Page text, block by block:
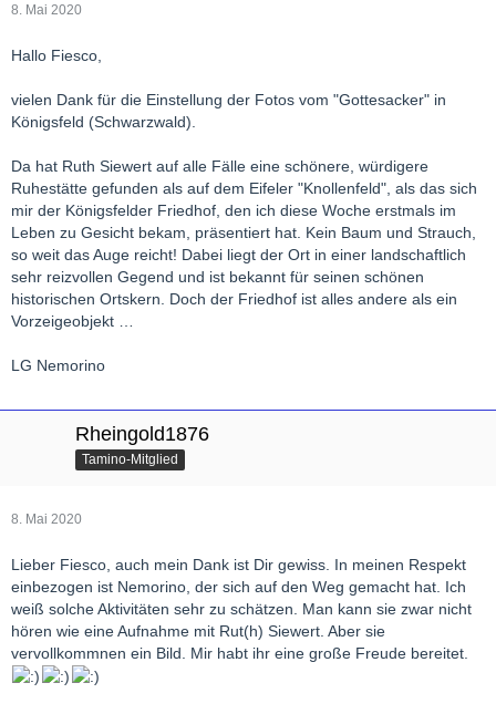
8. Mai 2020
Hallo Fiesco,
vielen Dank für die Einstellung der Fotos vom "Gottesacker" in
Königsfeld (Schwarzwald).
Da hat Ruth Siewert auf alle Fälle eine schönere, würdigere
Ruhestätte gefunden als auf dem Eifeler "Knollenfeld", als das sich
mir der Königsfelder Friedhof, den ich diese Woche erstmals im
Leben zu Gesicht bekam, präsentiert hat. Kein Baum und Strauch,
so weit das Auge reicht! Dabei liegt der Ort in einer landschaftlich
sehr reizvollen Gegend und ist bekannt für seinen schönen
historischen Ortskern. Doch der Friedhof ist alles andere als ein
Vorzeigeobjekt …
LG Nemorino
Rheingold1876
Tamino-Mitglied
8. Mai 2020
Lieber Fiesco, auch mein Dank ist Dir gewiss. In meinen Respekt
einbezogen ist Nemorino, der sich auf den Weg gemacht hat. Ich
weiß solche Aktivitäten sehr zu schätzen. Man kann sie zwar nicht
hören wie eine Aufnahme mit Rut(h) Siewert. Aber sie
vervollkommnen ein Bild. Mir habt ihr eine große Freude bereitet.